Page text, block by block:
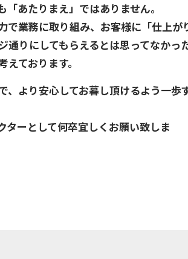
あたりまえ」ではありません。
で業務に取り組み、お客様に「仕上が
りにしてもらえるとは思ってなかった
ております。
、より安心してお暮し頂けるよう一歩
ーとして何卒宜しくお願い致しま